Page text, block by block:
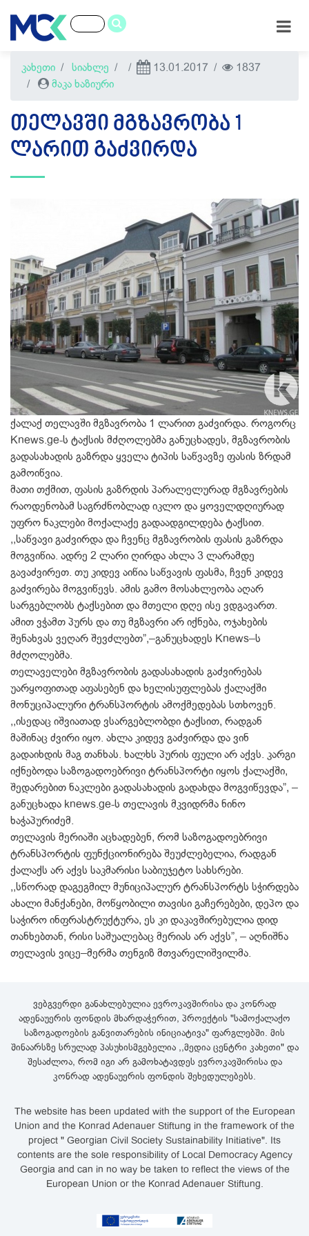
კახეთი სიახლე 13.01.2017
1837
მაკა ხაზიური
ᲗᲔᲚᲐᲕᲨᲘ ᲛᲒᲖᲐᲕᲠᲝᲑᲐ 1
ᲚᲐᲠᲘᲗ ᲒᲐᲫᲕᲘᲠᲓᲐ
ქალაქ თელავში მგზავრობა 1 ლარით გაძვირდა. როგორც
Knews.ge-ს ტაქსის მძღოლებმა განუცხადეს, მგზავრობის
გადასახადის გაზრდა ყველა ტიპის საწვავზე ფასის ზრდამ
გამოიწვია.
მათი თქმით, ფასის გაზრდის პარალელურად მგზავრების
რაოდენობამ საგრძნობლად იკლო და ყოველდღიურად
უფრო ნაკლები მოქალაქე გადაადგილდება ტაქსით.
,,საწვავი გაძვირდა და ჩვენც მგზავრობის ფასის გაზრდა
მოგვიწია. ადრე 2 ლარი ღირდა ახლა 3 ლარამდე
გავაძვირეთ. თუ კიდევ აიწია საწვავის ფასმა, ჩვენ კიდევ
გაძვირება მოგვიწევს. ამის გამო მოსახლეობა აღარ
სარგებლობს ტაქსებით და მთელი დღე ისე ვდგავართ.
ამით ვჭამთ პურს და თუ მგზავრი არ იქნება, ოჯახების
შენახვას ვეღარ შევძლებთ”,–განუცხადეს Knews–ს
მძღოლებმა.
თელაველები მგზავრობის გადასახადის გაძვირებას
უარყოფითად აფასებენ და ხელისუფლებას ქალაქში
მონუციპალური ტრანსპორტის ამოქმედებას სთხოვენ.
,,ისედაც იშვიათად ვსარგებლობდი ტაქსით, რადგან
მაშინაც ძვირი იყო. ახლა კიდევ გაძვირდა და ვინ
გადაიხდის მაგ თანხას. ხალხს პურის ფული არ აქვს. კარგი
იქნებოდა საზოგადოებრივი ტრანსპორტი იყოს ქალაქში,
შედარებით ნაკლები გადასახადის გადახდა მოგვიწევდა”, –
განუცხადა knews.ge-ს თელავის მკვიდრმა ნინო
ხაჭაპურიძემ.
თელავის მერიაში აცხადებენ, რომ საზოგადოებრივი
ტრანსპორტის ფუნქციონირება შეუძლებელია, რადგან
ქალაქს არ აქვს საკმარისი საბიუჯეტო სახსრები.
,,სწორად დაგეგმილ მუნიციპალურ ტრანსპორტს სჭირდება
ახალი მანქანები, მოწყობილი თავისი გაჩერებები, დეპო და
საჭირო ინფრასტრუქტურა, ეს კი დაკავშირებულია დიდ
თანხებთან, რისი საშუალებაც მერიას არ აქვს”, – აღნიშნა
თელავის ვიცე–მერმა თენგიზ მთვარელიშვილმა.
ვებგვერდი განახლებულია ევროკავშირისა და კონრად
ადენაუერის ფონდის მხარდაჭერით, პროექტის "სამოქალაქო
საზოგადოების განვითარების ინიციატივა" ფარგლებში. მის
შინაარსზე სრულად პასუხისმგებელია ,,მედია ცენტრი კახეთი" და
შესაძლოა, რომ იგი არ გამოხატავდეს ევროკავშირისა და
კონრად ადენაუერის ფონდის შეხედულებებს.
The website has been updated with the support of the European
Union and the Konrad Adenauer Stiftung in the framework of the
project " Georgian Civil Society Sustainability Initiative". Its
contents are the sole responsibility of Local Democracy Agency
Georgia and can in no way be taken to reflect the views of the
European Union or the Konrad Adenauer Stiftung.